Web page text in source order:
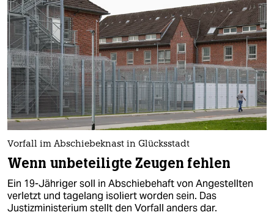
Vorfall im Abschiebeknast in Glücksstadt
Wenn unbeteiligte Zeugen fehlen
Ein 19-Jähriger soll in Abschiebehaft von Angestellten
verletzt und tagelang isoliert worden sein. Das
Justizministerium stellt den Vorfall anders dar.